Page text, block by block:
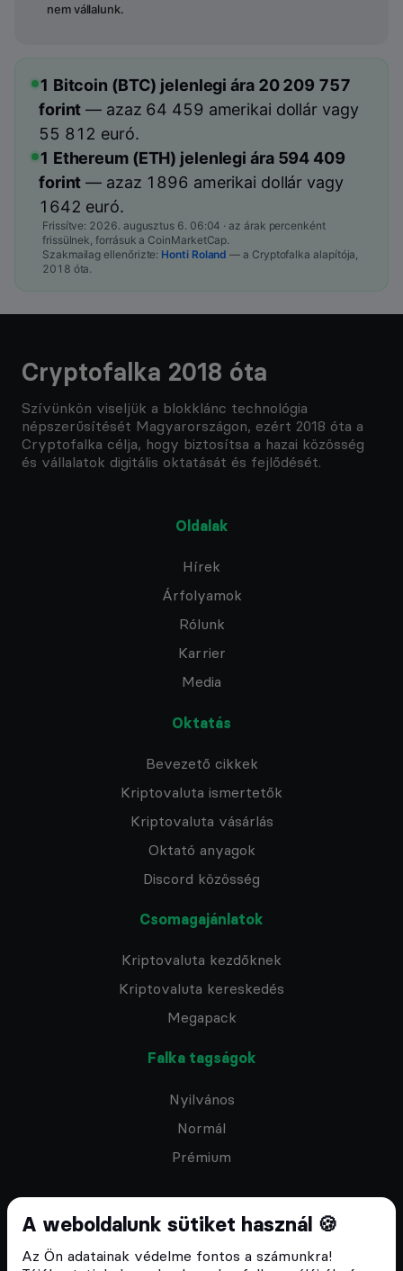
A weboldalunk sütiket használ 🍪
Az Ön adatainak védelme fontos a számunkra!
nem vállalunk.
1 Bitcoin (BTC) jelenlegi ára 20 209 757
forint — azaz 64 459 amerikai dollár vagy
55 812 euró.
1 Ethereum (ETH) jelenlegi ára 594 409
forint — azaz 1896 amerikai dollár vagy
1642 euró.
Frissítve: 2026. augusztus 6. 06:04 · az árak percenként
frissülnek, forrásuk a CoinMarketCap.
Szakmailag ellenőrizte: Honti Roland — a Cryptofalka alapítója,
2018 óta.
Cryptofalka 2018 óta
Szívünkön viseljük a blokklánc technológia
népszerűsítését Magyarországon, ezért 2018 óta a
Cryptofalka célja, hogy biztosítsa a hazai közösség
és vállalatok digitális oktatását és fejlődését.
Oldalak
Hírek
Árfolyamok
Rólunk
Karrier
Media
Oktatás
Bevezető cikkek
Kriptovaluta ismertetők
Kriptovaluta vásárlás
Oktató anyagok
Discord közösség
Csomagajánlatok
Kriptovaluta kezdőknek
Kriptovaluta kereskedés
Megapack
Falka tagságok
Nyilvános
Normál
Prémium
Feliratkozom a hírlevélre